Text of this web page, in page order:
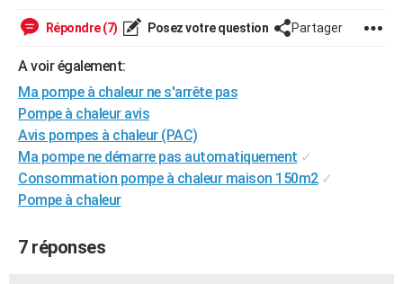
Alimentation
Guide de la santé
Maladies
Médicaments
Sommeil
VOYAGE
PHOTO
GUIDES D'ACHAT
BONS PLANS
CARTE DE VOEUX
Carte de Noël
Carte Bonne année
Carte Saint-Valentin
Carte Pâques
Carte d'anniversaire
DICTIONNAIRE
PROGRAMME TV
Répondre (7) Posez votre question Partager
A voir également:
Ma pompe à chaleur ne s'arrête pas
Pompe à chaleur avis
Avis pompes à chaleur (PAC)
Ma pompe ne démarre pas automatiquement ✓
Consommation pompe à chaleur maison 150m2 ✓
Pompe à chaleur
7 réponses